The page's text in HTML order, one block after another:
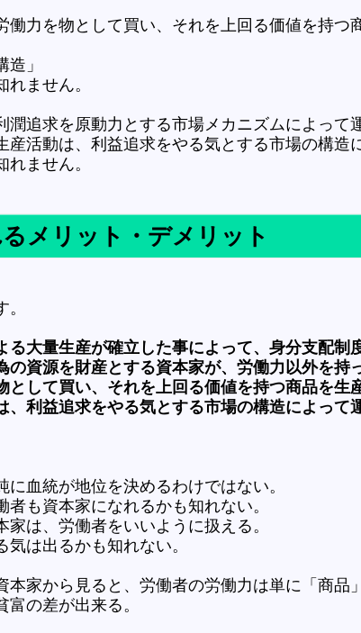
て買い、それを上回る価値を持つ商品
ません。
追求を原動力とする市場メカニズムによって
動は、利益追求をやる気とする市場の構造に
ません。
るメリット・デメリット
量生産が確立した事によって、身分支配制度
源を財産とする資本家が、労働力以外を持
買い、それを上回る価値を持つ商品を生産
益追求をやる気とする市場の構造によって運
血統が地位を決めるわけではない。
になれるかも知れない。
者をいいように扱える。
かも知れない。
から見ると、労働者の労働力は単に「商品」
出来る。